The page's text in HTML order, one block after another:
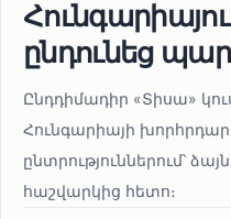
ընդունեց
Ընդդիմադիր «Տիսա»
Հունգարիայի
ընտրություններում՝
հաշվարկից հետո։